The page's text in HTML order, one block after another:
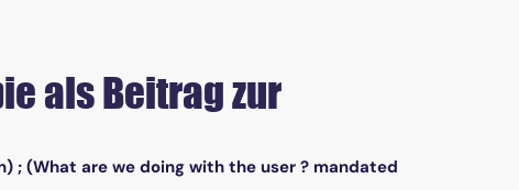
als Beitrag zur
; (What are we doing with the user ? mandated